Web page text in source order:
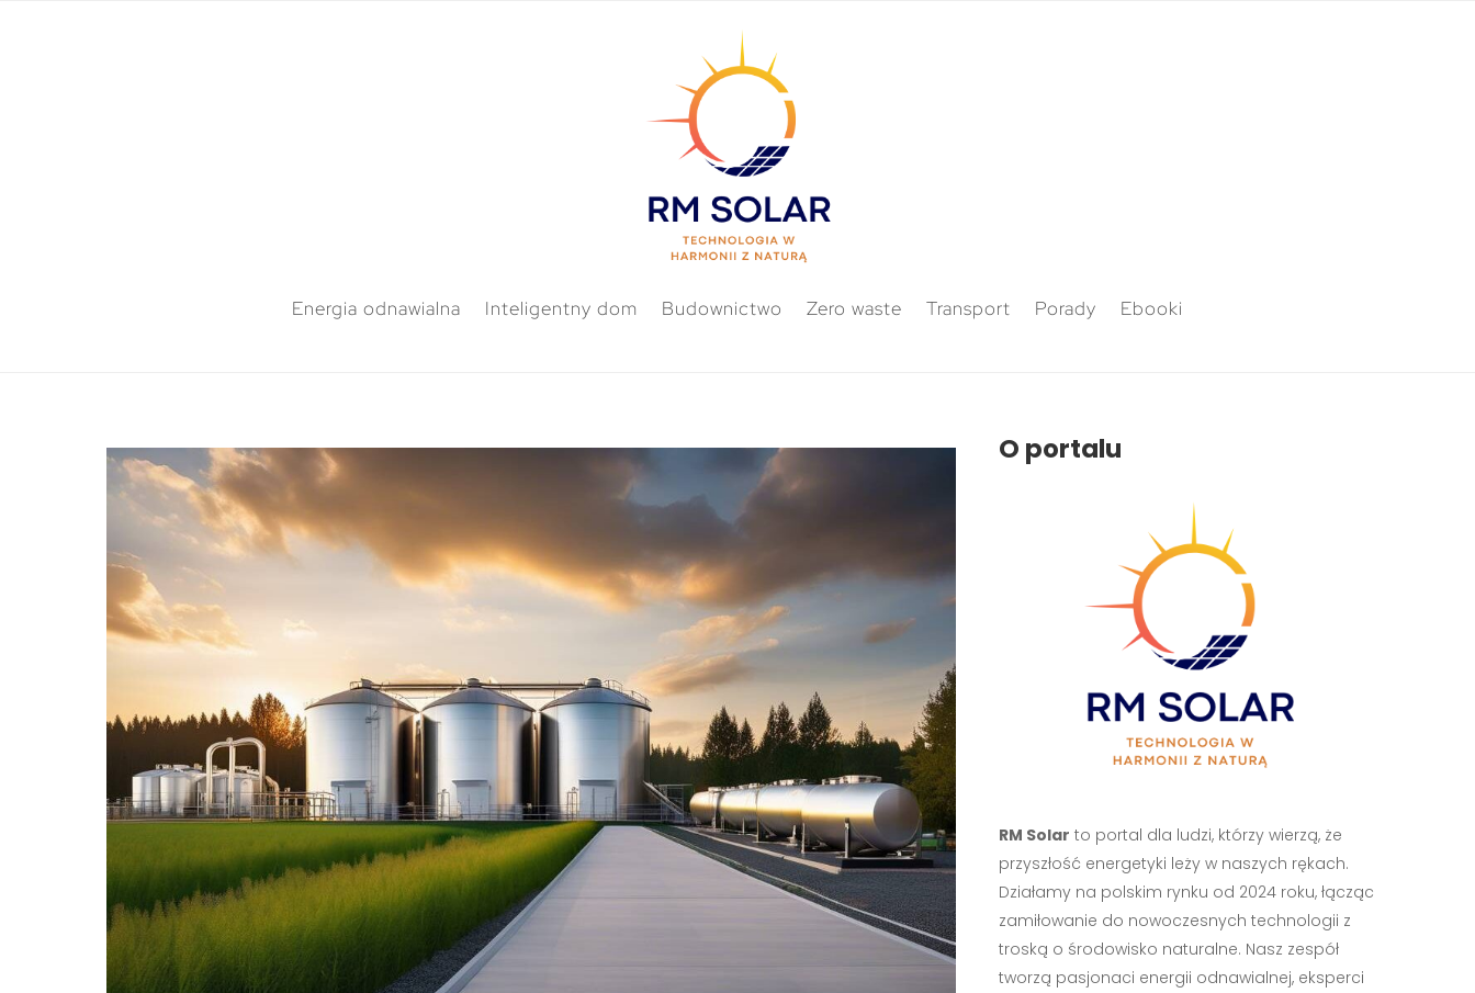
Energia odnawialna Inteligentny dom Budownictwo Zero waste Transport Porady Ebooki
O portalu
RM Solar to portal dla ludzi, którzy wierzą, że
przyszłość energetyki leży w naszych rękach.
Działamy na polskim rynku od 2024 roku, łącząc
zamiłowanie do nowoczesnych technologii z
troską o środowisko naturalne. Nasz zespół
tworzą pasjonaci energii odnawialnej, eksperci